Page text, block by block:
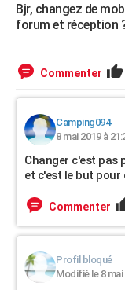
Bricolage
Lifestyle
Culture
Sport
Auto
Television
Voyage
Cinema
Bjr, changez de
forum et réception
Commenter
Camping094
8 mai 2019 à
Changer c'est pas
et c'est le but pour
Commenter
Profil bloqué
Modifié le 8 mai